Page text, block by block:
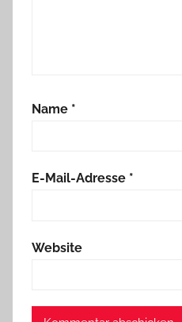
Name *
E-Mail-Adresse *
Website